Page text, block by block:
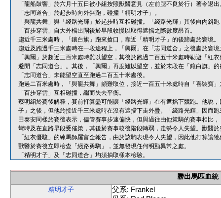
「龍船鼓響」於六月十五日被小組按照獸醫意見（左前腿不良於行）著令退
「志同道合」於起步時向外斜跑，碰撞「精明才子」。
「與龍共舞」與「綫路光輝」於起步時互相碰撞。「綫路光輝」其後向內斜
「百步穿雲」自大外檔出閘後於早段收慢以取得遮擋之際數度昂首。
趨近千三米處時，「鑲白旗」跑來搶口，靠近「精明才子」的後蹄處於窘境。
趨近及跑過千三米處時在一段途程上，「興爾」在「志同道合」之後處於窘
「興爾」於趨近三百米處時難以望空，其後於跑過二百五十米處時勒避「紅
避開「志同道合」。其後，「興爾」再度難以望空，並於末段在「鑲白旗」
「志同道合」未能望空直至跑過二百五十米處後。
跑過二百米處時，「與龍共舞」頗難取位，接近一百五十米處時自「喜裝寶
「百步穿雲」互相碰撞，繼而失去平衡。
蔡明紹於賽後解釋，賽前打算盡可能讓「綫路光輝」在有遮擋下競跑。他說
子」之後，但他於接近千三米處時在沒有遮擋下走外疊。「綫路光輝」因而
田泰安同樣於賽後表示，儘管賽事步速偏快，但與過往由他策騎的賽事相比
彎時及在直路早段受催策，其後於賽事較後階段轉弱，走勢令人失望。獸醫
「紅衣優駿」的練馬師羅富全報告，由於該駒表現令人失望，因此他打算讓
獸醫於賽後立即檢查「綫路勇駒」，並無發現任何明顯異常之處。
「精明才子」及「志同道合」均須抽取樣本檢驗。
勝出馬匹血統
精明才子
父系: Frankel